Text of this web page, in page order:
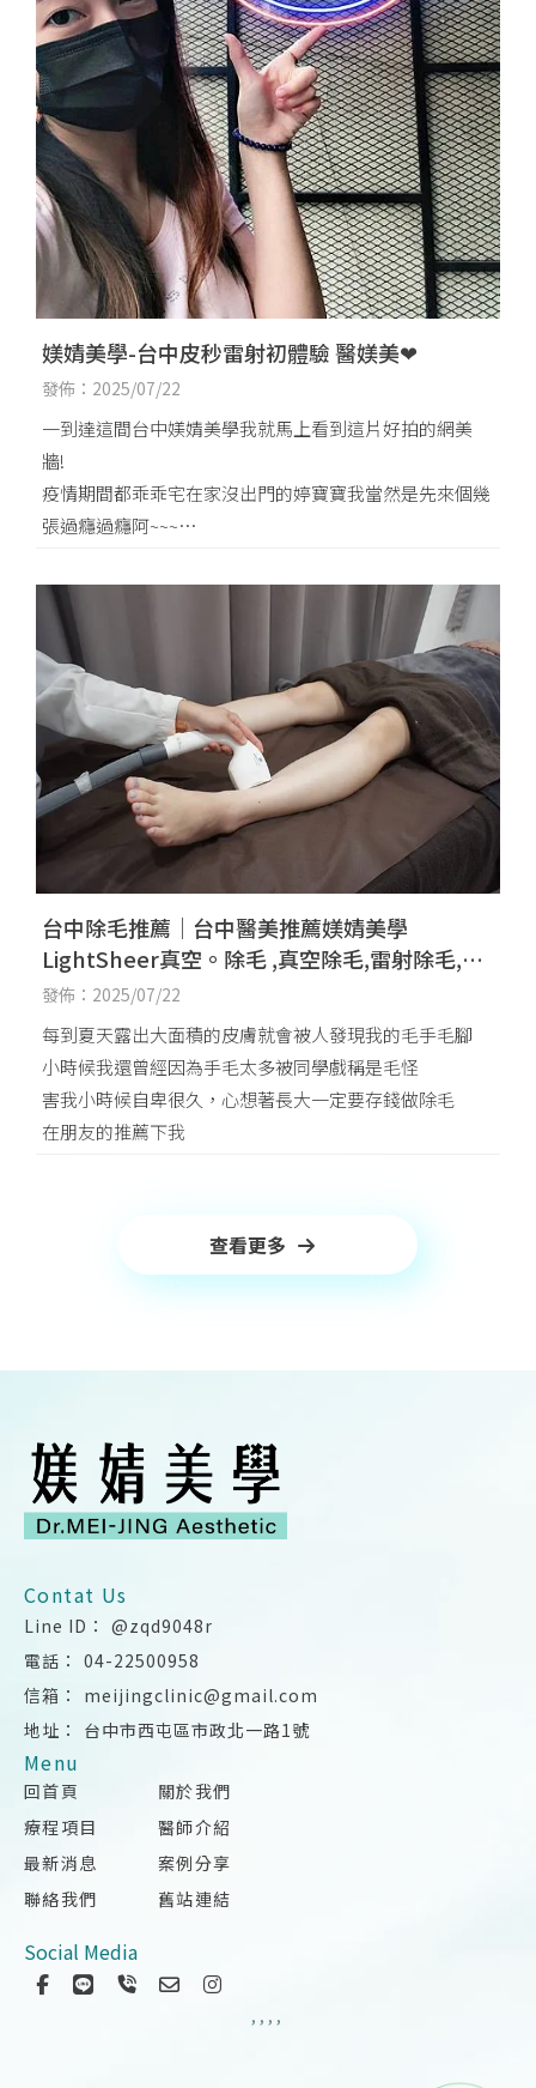
媄婧美學-台中皮秒雷射初體驗 醫媄美❤
發佈：2025/07/22
一到達這間台中媄婧美學我就馬上看到這片好拍的網美
牆!
疫情期間都乖乖宅在家沒出門的婷寶寶我當然是先來個幾
張過癮過癮阿~~~
台中除毛推薦｜台中醫美推薦媄婧美學
LightSheer真空。除毛 ,真空除毛,雷射除毛,永
久除毛,美腿,白皙腿,無痛除毛
發佈：2025/07/22
每到夏天露出大面積的皮膚就會被人發現我的毛手毛腳
小時候我還曾經因為手毛太多被同學戲稱是毛怪
害我小時候自卑很久，心想著長大一定要存錢做除毛
在朋友的推薦下我
查看更多
@zqd9048r
04-22500958
meijingclinic@gmail.com
台中市西屯區市政北一路1號
回首頁
關於我們
療程項目
醫師介紹
最新消息
案例分享
聯絡我們
舊站連結